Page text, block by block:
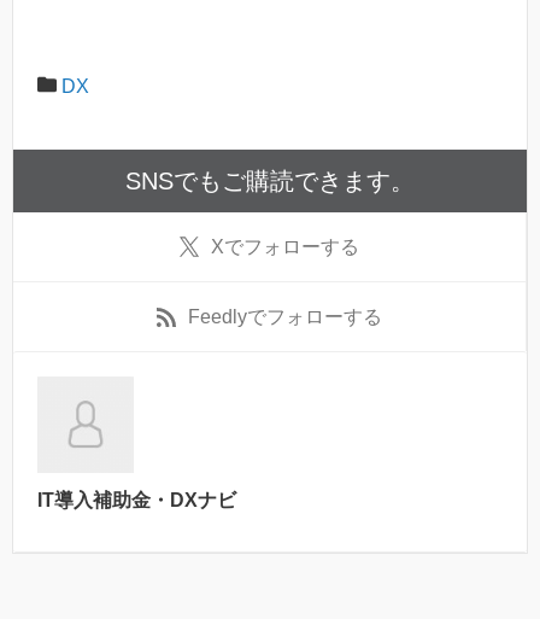
DX
SNSでもご購読できます。
Xでフォローする
Feedlyでフォローする
IT導入補助金・DXナビ